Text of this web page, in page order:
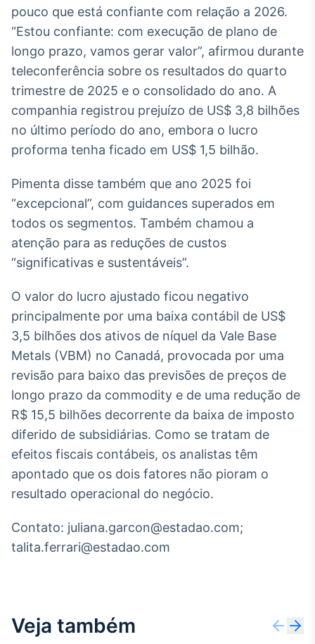
Broadcast
White Label
Plataforma para
conteúdos
personalizados
Soluções de Dados
e Conteúdos
Broadcast
OTC
negociação de
ativos
Datafeed
APIs para
conteúdos e
Broadcast
Ticker
Cotações e
notícias
Widgets
Componentes
para conteúdos e
Broadcast
pouco que está confiante com relação a 2026.
“Estou confiante: com execução de plano de
longo prazo, vamos gerar valor”, afirmou durante
teleconferência sobre os resultados do quarto
trimestre de 2025 e o consolidado do ano. A
companhia registrou prejuízo de US$ 3,8 bilhões
no último período do ano, embora o lucro
proforma tenha ficado em US$ 1,5 bilhão.
Pimenta disse também que ano 2025 foi
“excepcional”, com guidances superados em
todos os segmentos. Também chamou a
atenção para as reduções de custos
“significativas e sustentáveis”.
O valor do lucro ajustado ficou negativo
principalmente por uma baixa contábil de US$
3,5 bilhões dos ativos de níquel da Vale Base
Metals (VBM) no Canadá, provocada por uma
revisão para baixo das previsões de preços de
longo prazo da commodity e de uma redução de
R$ 15,5 bilhões decorrente da baixa de imposto
diferido de subsidiárias. Como se tratam de
efeitos fiscais contábeis, os analistas têm
apontado que os dois fatores não pioram o
resultado operacional do negócio.
Contato: juliana.garcon@estadao.com;
talita.ferrari@estadao.com
Veja também